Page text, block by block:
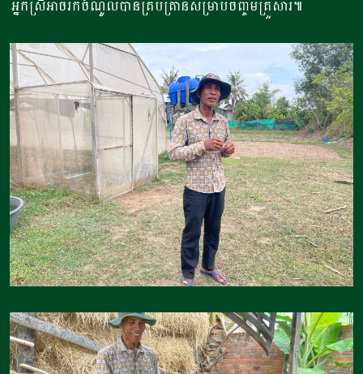
អ្នកស្រីអាចរកចំណូលបានគ្រប់គ្រាន់សម្រាប់ចិញ្ចឹមគ្រួសារ៕